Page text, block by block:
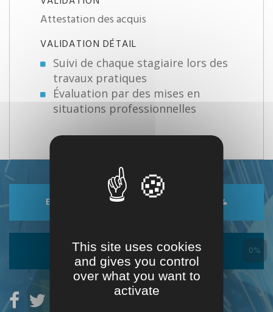
Attestation des acquis
VALIDATION DÉTAIL
Suivi de chaque stagiaire lors des
travaux pratiques
Évaluation par des mises en
situations professionnelles
ENREGISTRER DANS MON ESPACE
EXPORTER EN PDF 0%
This site uses cookies
and gives you control
over what you want to
activate